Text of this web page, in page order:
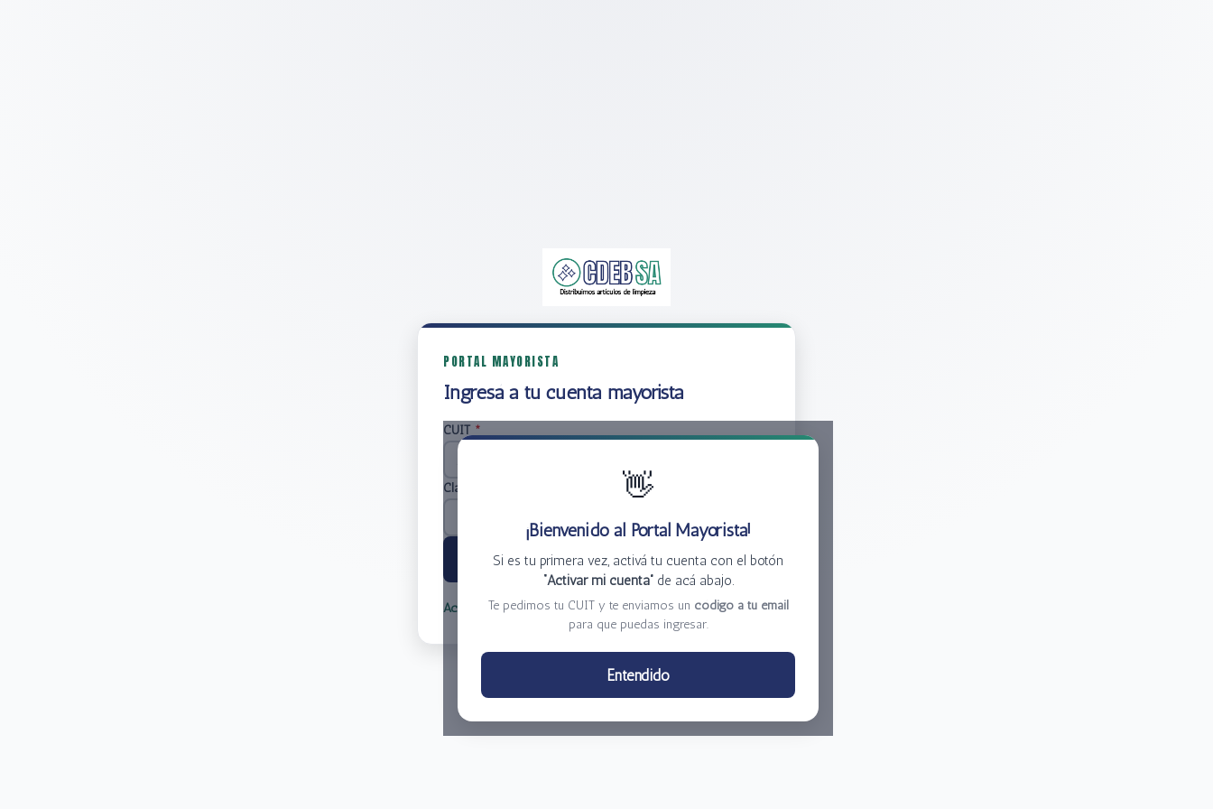
PORTAL MAYORISTA
Ingresá a tu cuenta mayorista
👋
¡Bienvenido al Portal Mayorista!
Si es tu primera vez, activá tu cuenta con el botón
“Activar mi cuenta”de acá abajo.
Te pedimos tu CUIT y te enviamos un código a tu email
para que puedas ingresar.
Entendido
CUIT *
Clave
Ingresar
Activar mi cuenta Olvidé mi clave
Centro de Distribución El Bacha S.A.